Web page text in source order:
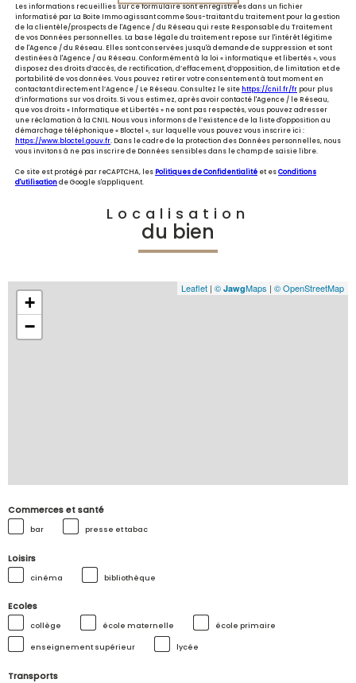
Les informations recueillies sur ce formulaire sont enregistrées dans un fichier
informatisé par La Boite Immo agissant comme Sous-traitant du traitement pour la gestion
de la clientèle/prospects de l'Agence / du Réseau qui reste Responsable du Traitement
de vos Données personnelles. La base légale du traitement repose sur l'intérêt légitime
de l'Agence / du Réseau. Elles sont conservées jusqu'à demande de suppression et sont
destinées à l'Agence / au Réseau. Conformément à la loi « informatique et libertés », vous
disposez des droits d’accès, de rectification, d’effacement, d’opposition, de limitation et de
portabilité de vos données. Vous pouvez retirer votre consentement à tout moment en
contactant directement l’Agence / Le Réseau. Consultez le site https://cnil.fr/fr pour plus
d’informations sur vos droits. Si vous estimez, après avoir contacté l'Agence / le Réseau,
que vos droits « Informatique et Libertés » ne sont pas respectés, vous pouvez adresser
une réclamation à la CNIL. Nous vous informons de l’existence de la liste d'opposition au
démarchage téléphonique « Bloctel », sur laquelle vous pouvez vous inscrire ici :
https://www.bloctel.gouv.fr. Dans le cadre de la protection des Données personnelles, nous
vous invitons à ne pas inscrire de Données sensibles dans le champ de saisie libre.
Ce site est protégé par reCAPTCHA, les Politiques de Confidentialité et esConditions
d'utilisationde Google s'appliquent.
Localisation
du bien
+
−
Leaflet | © JawgMaps | © OpenStreetMap
Commerces et santé
bar presse et tabac
Loisirs
cinéma bibliothèque
Ecoles
collège école maternelle école primaire
enseignement supérieur lycée
Transports